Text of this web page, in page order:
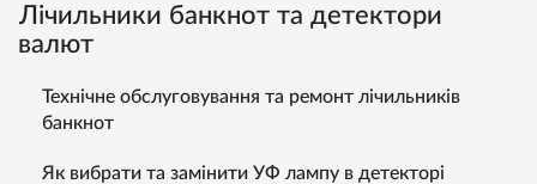
Лічильники банкнот та детектори
валют
Технічне обслуговування та ремонт лічильників
банкнот
Як вибрати та замінити УФ лампу в детекторі